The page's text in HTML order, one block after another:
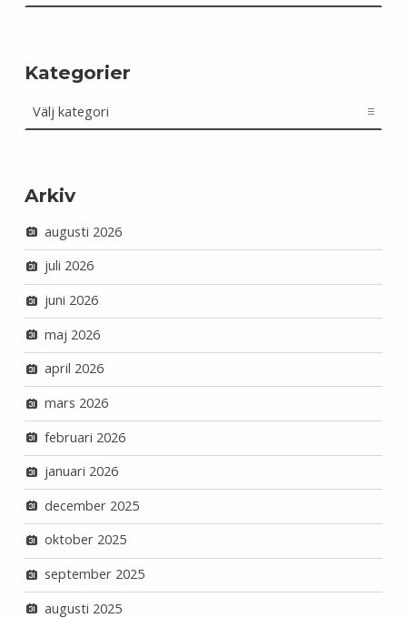
Kategorier
Arkiv
augusti 2026
juli 2026
juni 2026
maj 2026
april 2026
mars 2026
februari 2026
januari 2026
december 2025
oktober 2025
september 2025
augusti 2025